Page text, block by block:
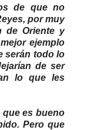
de que no
por muy
de Oriente y
ejemplo
serán todo lo
de ser
lo que les
que es bueno
Pero que